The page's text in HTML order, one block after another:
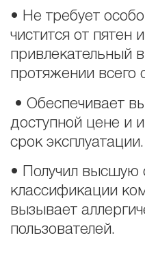
• Не требует
чистится от пятен
привлекательный
протяжении всего
• Обеспечивает
доступной цене и
срок эксплуатации.
• Получил высшую
классификации
вызывает
пользователей.